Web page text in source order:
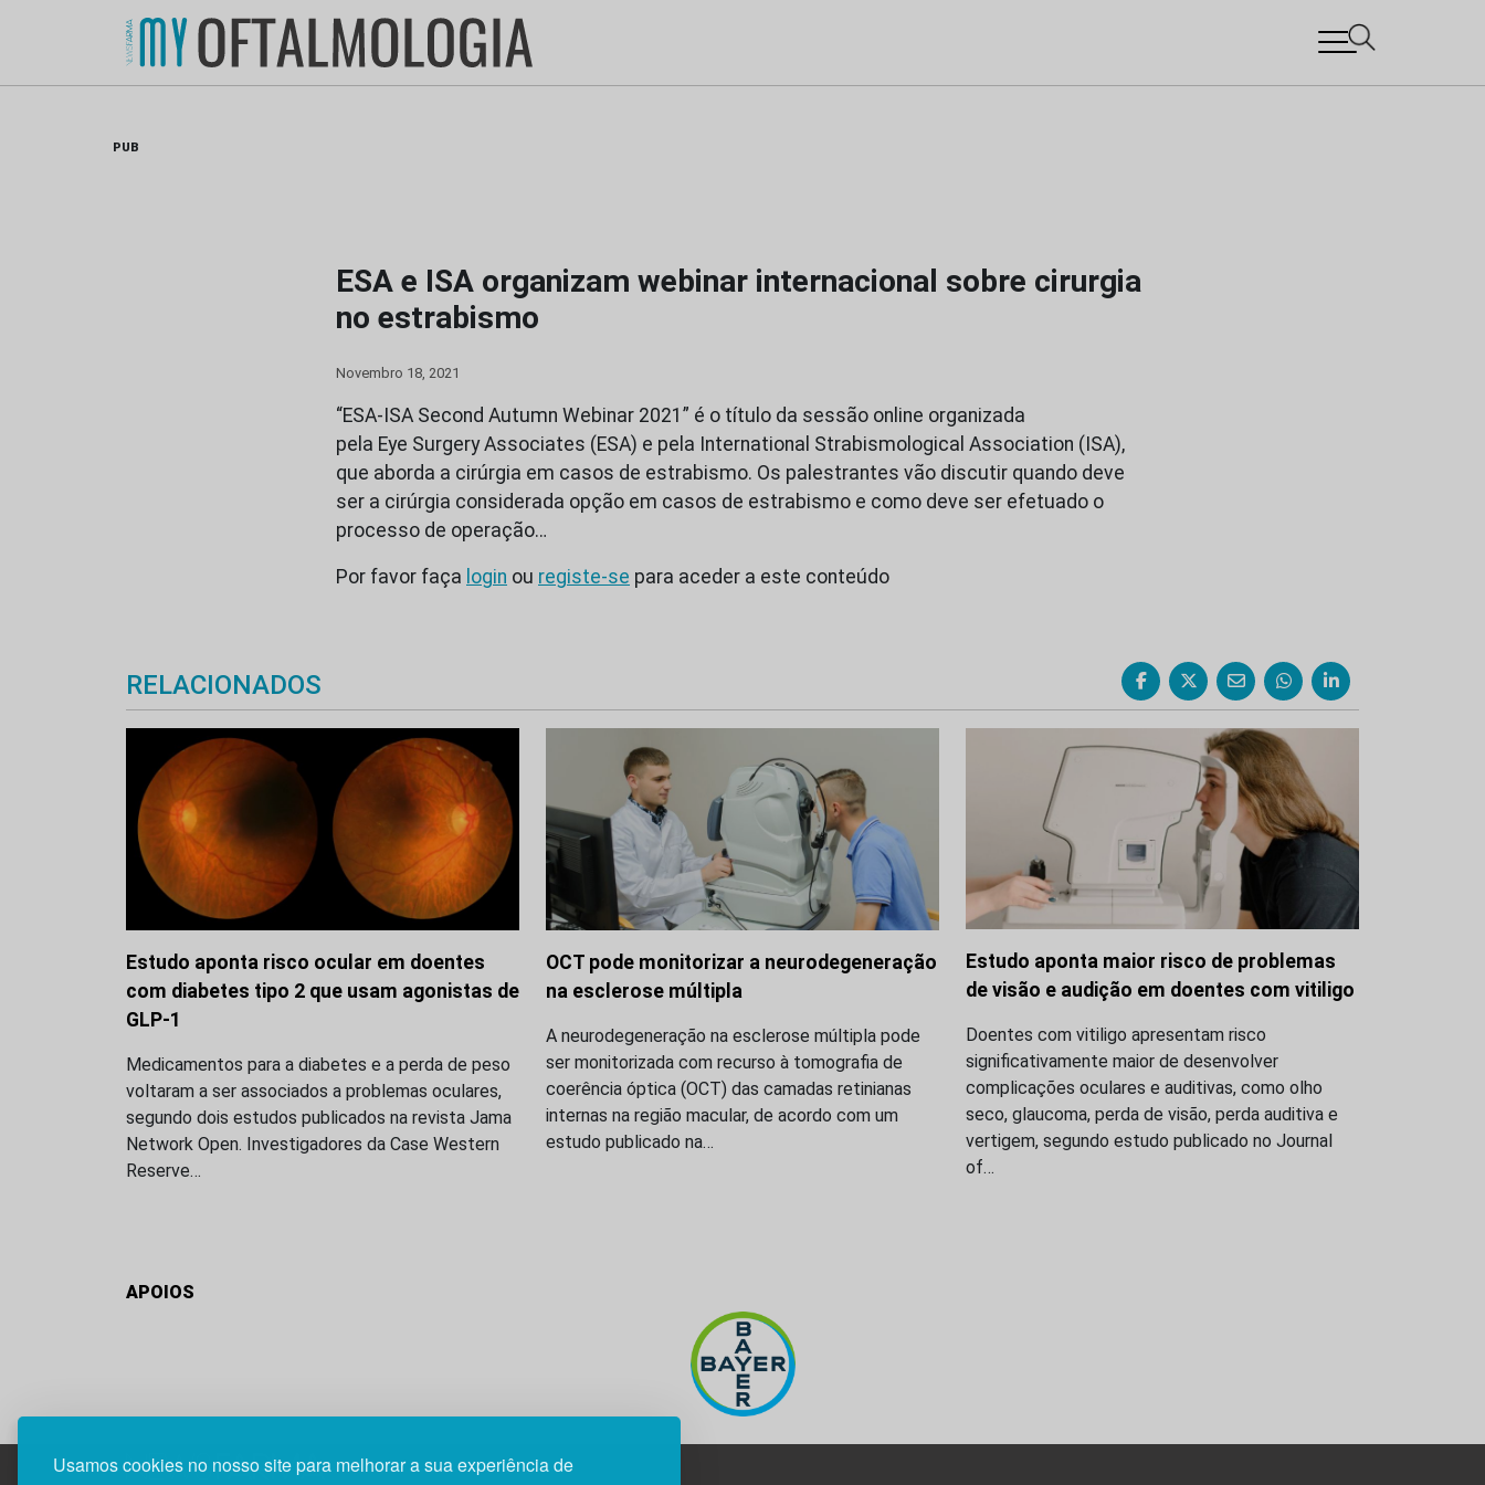
Usamos cookies no nosso site para melhorar a sua experiência de
PUB
ESA e ISA organizam webinar internacional sobre cirurgia
no estrabismo
Novembro 18, 2021
“ESA-ISA Second Autumn Webinar 2021” é o título da sessão online organizada
pela Eye Surgery Associates (ESA) e pela International Strabismological Association (ISA),
que aborda a cirúrgia em casos de estrabismo. Os palestrantes vão discutir quando deve
ser a cirúrgia considerada opção em casos de estrabismo e como deve ser efetuado o
processo de operação…
Por favor faça login ou registe-se para aceder a este conteúdo
RELACIONADOS
Estudo aponta risco ocular em doentes
com diabetes tipo 2 que usam agonistas de
GLP-1
Medicamentos para a diabetes e a perda de peso
voltaram a ser associados a problemas oculares,
segundo dois estudos publicados na revista Jama
Network Open. Investigadores da Case Western
Reserve…
OCT pode monitorizar a neurodegeneração
na esclerose múltipla
A neurodegeneração na esclerose múltipla pode
ser monitorizada com recurso à tomografia de
coerência óptica (OCT) das camadas retinianas
internas na região macular, de acordo com um
estudo publicado na…
Estudo aponta maior risco de problemas
de visão e audição em doentes com vitiligo
Doentes com vitiligo apresentam risco
significativamente maior de desenvolver
complicações oculares e auditivas, como olho
seco, glaucoma, perda de visão, perda auditiva e
vertigem, segundo estudo publicado no Journal
of…
APOIOS